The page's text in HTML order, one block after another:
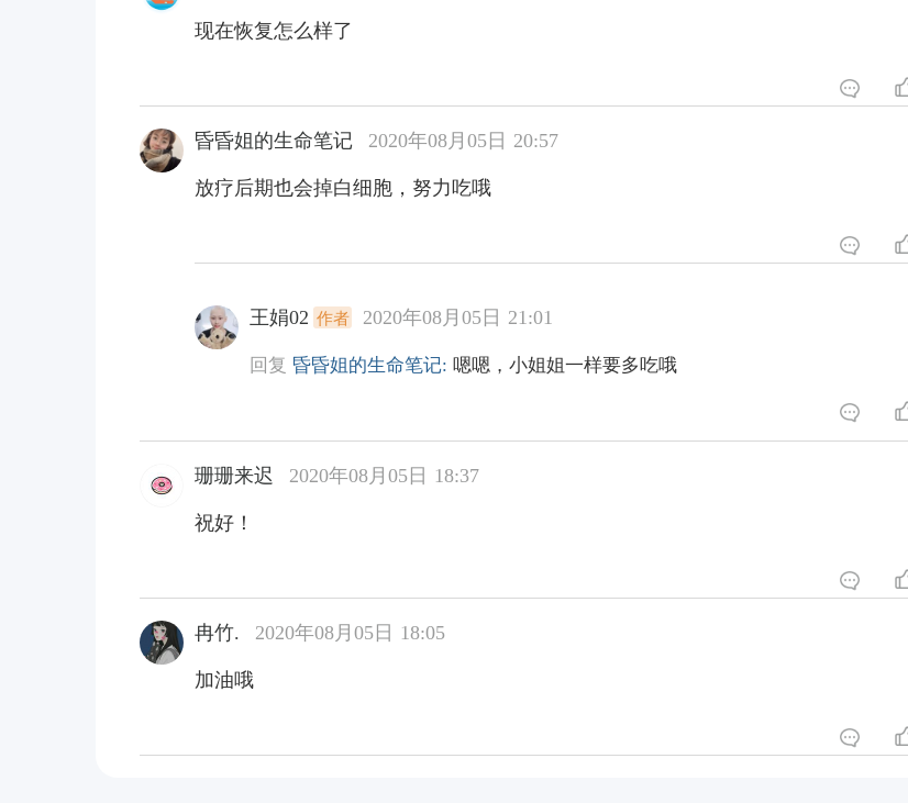
现在恢复怎么样了
昏昏姐的生命笔记 2020年08月05日 20:57
放疗后期也会掉白细胞，努力吃哦
王娟02 作者 2020年08月05日 21:01
回复 昏昏姐的生命笔记: 嗯嗯，小姐姐一样要多吃哦
珊珊来迟 2020年08月05日 18:37
祝好！
冉竹. 2020年08月05日 18:05
加油哦